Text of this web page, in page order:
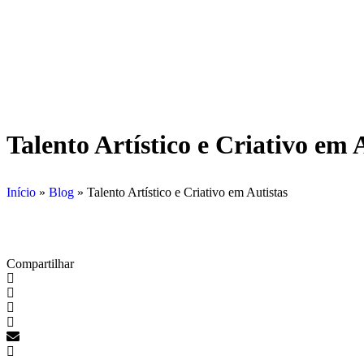
Talento Artístico e Criativo em
Início » Blog » Talento Artístico e Criativo em Autistas
Compartilhar